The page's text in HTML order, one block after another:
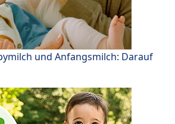
und Anfangsmilch: Darauf